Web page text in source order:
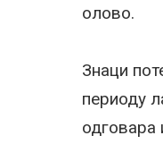
олово.
Знаци
периоду
одговара